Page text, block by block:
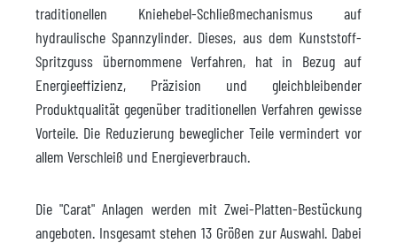
traditionellen Kniehebel-Schließmechanismus auf
hydraulische Spannzylinder. Dieses, aus dem Kunststoff-
Spritzguss übernommene Verfahren, hat in Bezug auf
Energieeffizienz, Präzision und gleichbleibender
Produktqualität gegenüber traditionellen Verfahren gewisse
Vorteile. Die Reduzierung beweglicher Teile vermindert vor
allem Verschleiß und Energieverbrauch.
Die "Carat" Anlagen werden mit Zwei-Platten-Bestückung
angeboten. Insgesamt stehen 13 Größen zur Auswahl. Dabei